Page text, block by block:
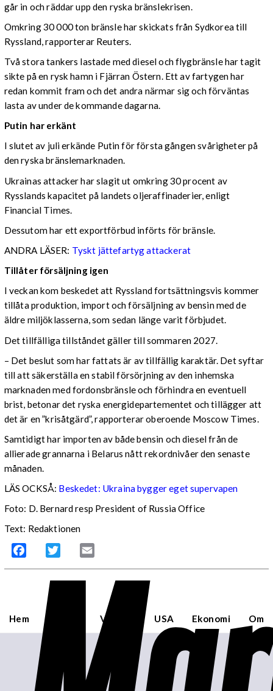
går in och räddar upp den ryska bränslekrisen.
Omkring 30 000 ton bränsle har skickats från Sydkorea till
Ryssland, rapporterar Reuters.
Två stora tankers lastade med diesel och flygbränsle har tagit
sikte på en rysk hamn i Fjärran Östern. Ett av fartygen har
redan kommit fram och det andra närmar sig och förväntas
lasta av under de kommande dagarna.
Putin har erkänt
I slutet av juli erkände Putin för första gången svårigheter på
den ryska bränslemarknaden.
Ukrainas attacker har slagit ut omkring 30 procent av
Rysslands kapacitet på landets oljeraffinaderier, enligt
Financial Times.
Dessutom har ett exportförbud införts för bränsle.
ANDRA LÄSER: Tyskt jättefartyg attackerat
Tillåter försäljning igen
I veckan kom beskedet att Ryssland fortsättningsvis kommer
tillåta produktion, import och försäljning av bensin med de
äldre miljöklasserna, som sedan länge varit förbjudet.
Det tillfälliga tillståndet gäller till sommaren 2027.
– Det beslut som har fattats är av tillfällig karaktär. Det syftar
till att säkerställa en stabil försörjning av den inhemska
marknaden med fordonsbränsle och förhindra en eventuell
brist, betonar det ryska energidepartementet och tillägger att
det är en ”krisåtgärd”, rapporterar oberoende Moscow Times.
Samtidigt har importen av både bensin och diesel från de
allierade grannarna i Belarus nått rekordnivåer den senaste
månaden.
LÄS OCKSÅ: Beskedet: Ukraina bygger eget supervapen
Foto: D. Bernard resp President of Russia Office
Text: Redaktionen
Facebook Twitter
Hem Världen USA Ekonomi Om